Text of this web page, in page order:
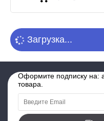
Загрузка...
Оформите подписку на:
товара.